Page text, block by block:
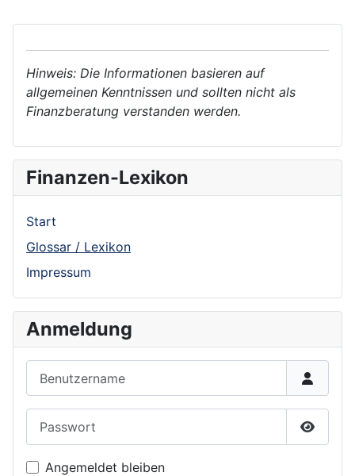
Hinweis: Die Informationen basieren auf
allgemeinen Kenntnissen und sollten nicht als
Finanzberatung verstanden werden.
Finanzen-Lexikon
Start
Glossar / Lexikon
Impressum
Anmeldung
Show
Angemeldet bleiben